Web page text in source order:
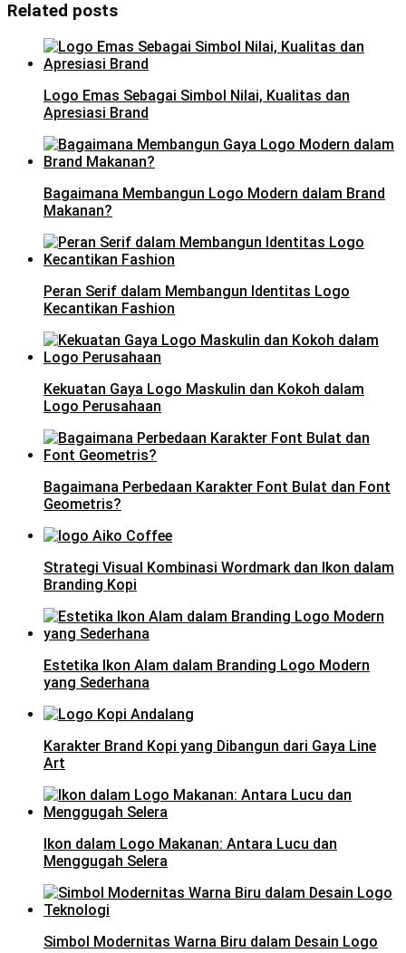
Related posts
Logo Emas Sebagai Simbol Nilai, Kualitas dan
Apresiasi Brand
Bagaimana Membangun Logo Modern dalam Brand
Makanan?
Peran Serif dalam Membangun Identitas Logo
Kecantikan Fashion
Kekuatan Gaya Logo Maskulin dan Kokoh dalam
Logo Perusahaan
Bagaimana Perbedaan Karakter Font Bulat dan Font
Geometris?
Strategi Visual Kombinasi Wordmark dan Ikon dalam
Branding Kopi
Estetika Ikon Alam dalam Branding Logo Modern
yang Sederhana
Karakter Brand Kopi yang Dibangun dari Gaya Line
Art
Ikon dalam Logo Makanan: Antara Lucu dan
Menggugah Selera
Simbol Modernitas Warna Biru dalam Desain Logo